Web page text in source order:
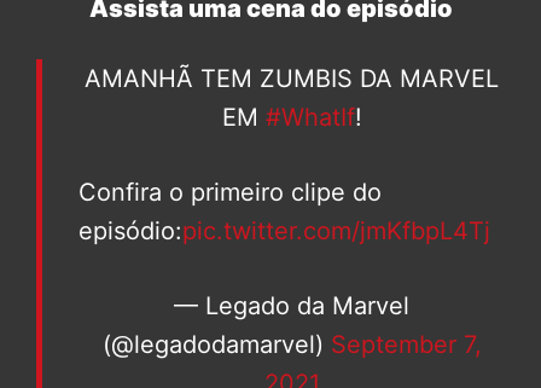
Assista uma cena do episódio
AMANHÃ TEM ZUMBIS DA MARVEL
EM #WhatIf!
Confira o primeiro clipe do
episódio:pic.twitter.com/jmKfbpL4Tj
— Legado da Marvel
(@legadodamarvel) September 7,